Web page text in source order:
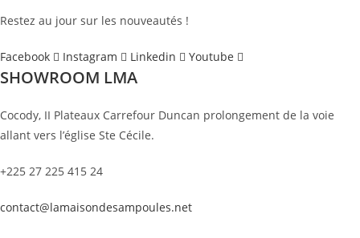
Restez au jour sur les nouveautés !
Facebook Instagram Linkedin Youtube
SHOWROOM LMA
Cocody, II Plateaux Carrefour Duncan prolongement de la voie
allant vers l’église Ste Cécile.
+225 27 225 415 24
contact@lamaisondesampoules.net